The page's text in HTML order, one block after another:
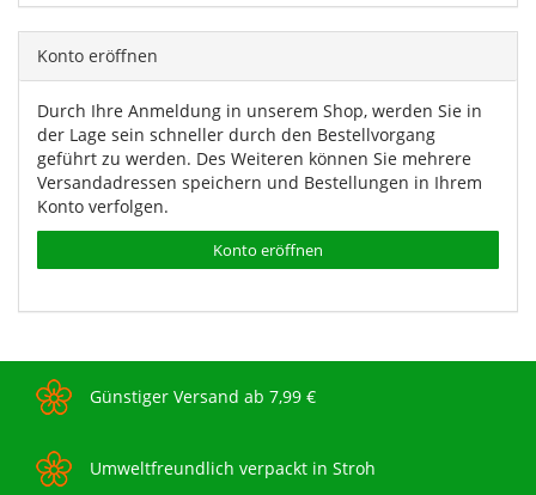
Konto eröffnen
Durch Ihre Anmeldung in unserem Shop, werden Sie in
der Lage sein schneller durch den Bestellvorgang
geführt zu werden. Des Weiteren können Sie mehrere
Versandadressen speichern und Bestellungen in Ihrem
Konto verfolgen.
Konto eröffnen
Günstiger Versand ab 7,99 €
Umweltfreundlich verpackt in Stroh